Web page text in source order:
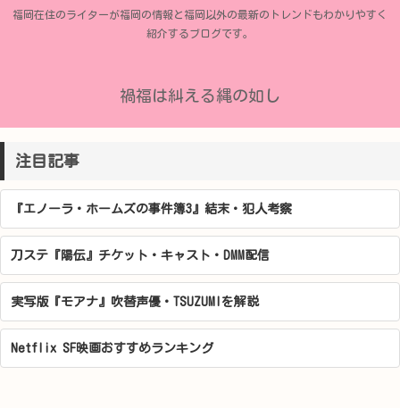
福岡在住のライターが福岡の情報と福岡以外の最新のトレンドもわかりやすく
紹介するブログです。
禍福は糾える縄の如し
注目記事
『エノーラ・ホームズの事件簿3』結末・犯人考察
刀ステ『陽伝』チケット・キャスト・DMM配信
実写版『モアナ』吹替声優・TSUZUMIを解説
Netflix SF映画おすすめランキング